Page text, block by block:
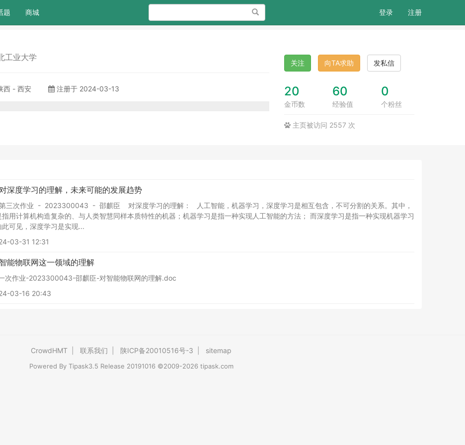
题 商城 搜索 登录 注册
工业大学
西 - 西安 注册于 2024-03-13
关注 向TA求助 发私信
20
金币数
60
经验值
0
个粉丝
主页被访问 2557 次
深度学习的理解，未来可能的发展趋势
三次作业 - 2023300043 - 邵麒臣 对深度学习的理解： 人工智能，机器学习，深度学习是相互包含，不可分割的关系。其中，
指用计算机构造复杂的、与人类智慧同样本质特性的机器；机器学习是指一种实现人工智能的方法； 而深度学习是指一种实现机器学习
此可见，深度学习是实现...
03-31 12:31
能物联网这一领域的理解
次作业-2023300043-邵麒臣-对智能物联网的理解.doc
03-16 20:43
CrowdHMT 联系我们 陕ICP备20010516号-3 sitemap
Powered By Tipask3.5 Release 20191016 ©2009-2026 tipask.com